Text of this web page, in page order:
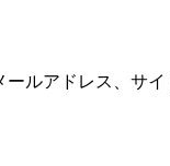
ルアドレス、サイ